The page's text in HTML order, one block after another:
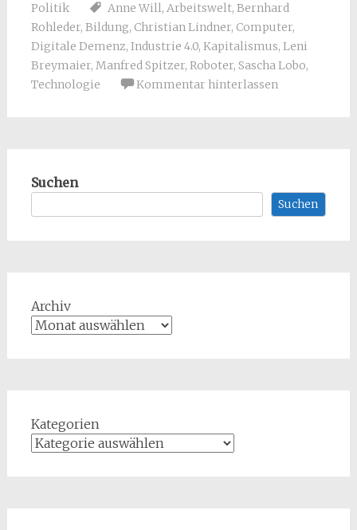
Politik
Anne Will, Arbeitswelt, Bernhard
Rohleder, Bildung, Christian Lindner, Computer,
Digitale Demenz, Industrie 4.0, Kapitalismus, Leni
Breymaier, Manfred Spitzer, Roboter, Sascha Lobo,
Technologie
Kommentar hinterlassen
Suchen
Suchen
Archiv
Kategorien